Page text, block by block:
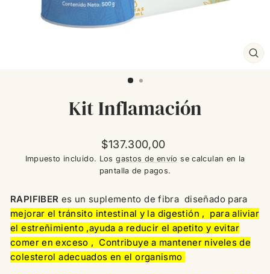
Kit Inflamación
Precio
habitual
$137.300,00
Impuesto incluido. Losgastos de envío se calculan en la
pantalla de pagos.
RAPIFIBER es un suplemento de fibra diseñado para
mejorar el tránsito intestinal y la digestión , para aliviar
el estreñimiento ,ayuda a reducir el apetito y evitar
comer en exceso , Contribuye a mantener niveles de
colesterol adecuados en el organismo